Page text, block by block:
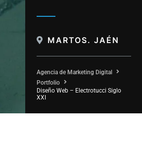
MARTOS. JAÉN
Agencia de Marketing Digital
Portfolio
Diseño Web – Electrotucci Siglo
XXI